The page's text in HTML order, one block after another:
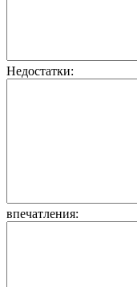
Недостатки:
впечатления: